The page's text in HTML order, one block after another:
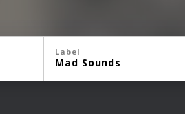
Label
Mad Sounds